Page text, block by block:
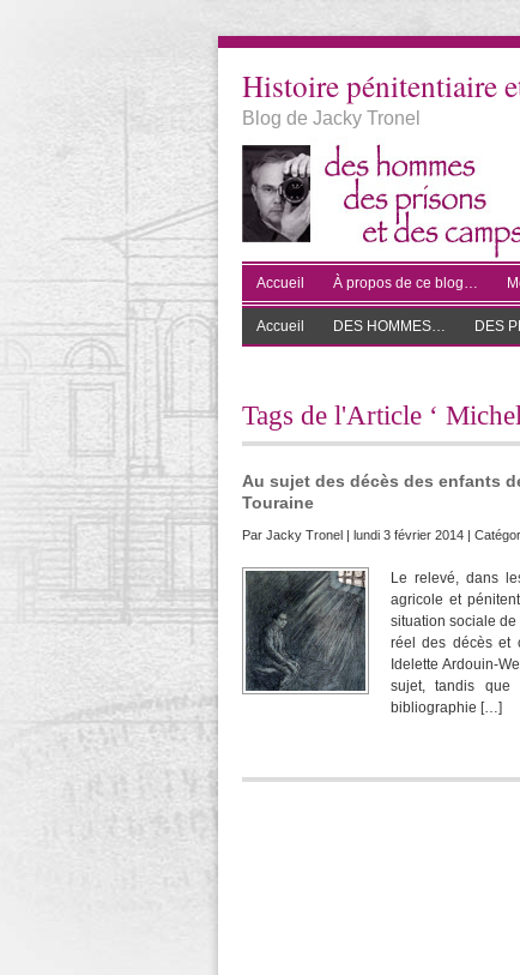
Histoire pénitentiaire
Blog de Jacky Tronel
Accueil À propos de ce blog…
Accueil DES HOMMES… DES
Tags de l'Article ‘
Au sujet des décès des enfants
Touraine
Par Jacky Tronel | lundi 3 février 2014 |
Le relevé, dans
agricole et
situation sociale de
réel des décès et
Idelette Ardouin-
sujet, tandis que
bibliographie […]